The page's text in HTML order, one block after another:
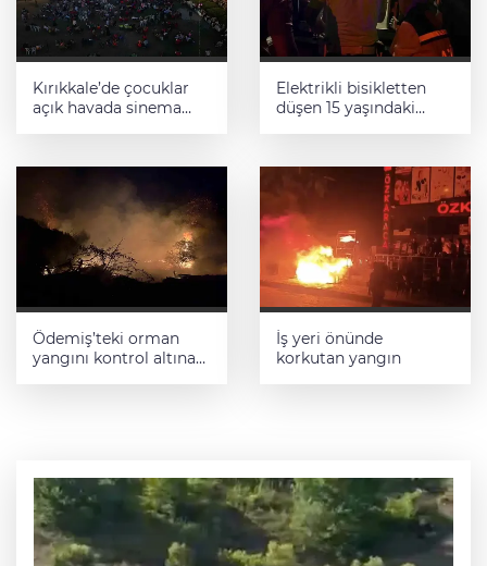
Kırıkkale’de çocuklar
açık havada sinema
Elektrikli bisikletten
düşen 15 yaşındaki
Ödemiş’teki orman
yangını kontrol altına
İş yeri önünde
korkutan yangın